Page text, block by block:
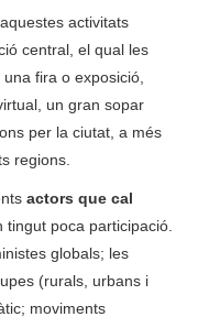
activitats
central, el qual les
fira o exposició,
un gran sopar
per la ciutat, a més
regions.
actors que cal
tingut poca participació.
globals; les
(rurals, urbans i
moviments